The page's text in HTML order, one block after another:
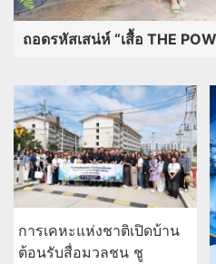
ถอดรหัสเสน่ห์ “เสื้อ THE
การเคหะแห่งชาติเปิดบ้าน
ต้อนรับสื่อมวลชน ชู